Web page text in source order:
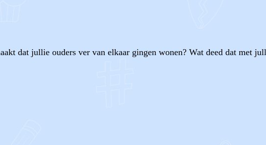
dat jullie ouders ver van elkaar gingen wonen? Wat deed dat met